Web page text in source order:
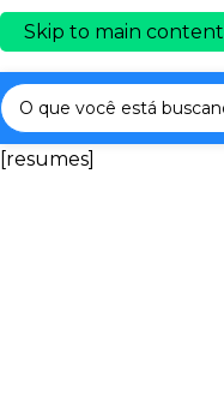
Skip to main content
[resumes]